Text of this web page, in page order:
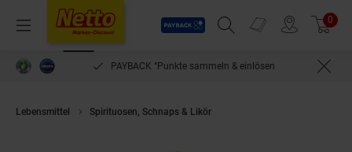
Menü
Payback
Suchfeld einblenden
Prospekte 0
PAYBACK °Punkte sammeln & einlösen
Lebensmittel Spirituosen, Schnaps & Likör